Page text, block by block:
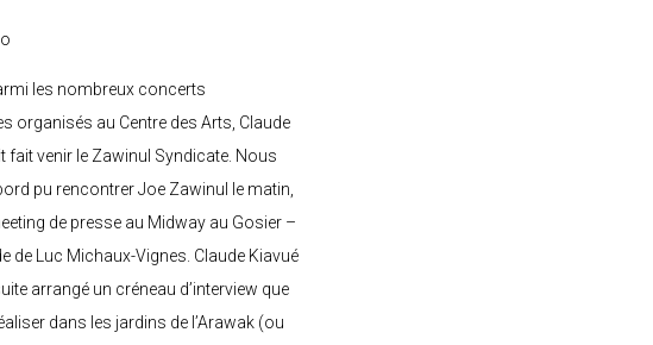
les nombreux concerts
organisés au Centre des Arts, Claude
fait venir le Zawinul Syndicate. Nous
pu rencontrer Joe Zawinul le matin,
de presse au Midway au Gosier –
de Luc Michaux-Vignes. Claude Kiavué
arrangé un créneau d’interview que
dans les jardins de l’Arawak (ou